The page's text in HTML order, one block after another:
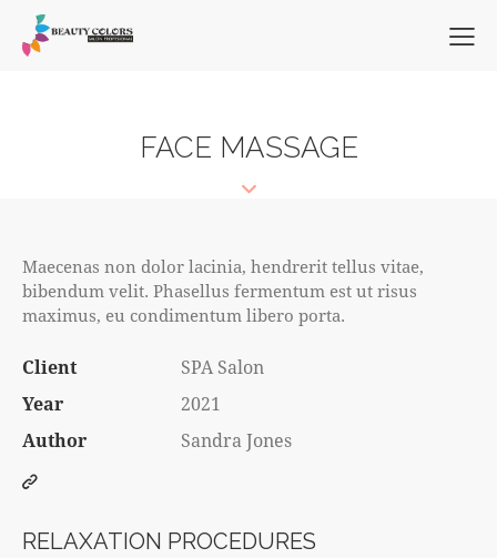
FACE MASSAGE
RELAXATION PROCEDURES
Maecenas non dolor lacinia, hendrerit tellus vitae,
bibendum velit. Phasellus fermentum est ut risus
maximus, eu condimentum libero porta.
Client
SPA Salon
Year
2021
Author
Sandra Jones